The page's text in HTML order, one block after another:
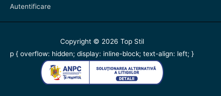
Autentificare
Copyright © 2026 Top Stil
p { overflow: hidden; display: inline-block; text-align: left; }